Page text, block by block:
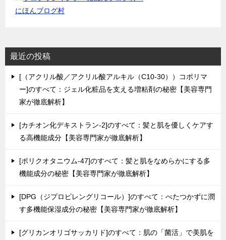
にほんブログ村
最近の投稿
[（アクリル酸／アクリル酸アルキル（C10-30））コポリマ
ー]のすべて：ジェル化粧品を支える増粘剤の秘密【美容専門
家が徹底解析】
[カチオン化デキストラン-2]のすべて：髪と肌を優しくケアす
る高機能成分【美容専門家が徹底解析】
[ポリクオタニウム-47]のすべて：髪と肌をなめらかにする多
機能成分の秘密【美容専門家が徹底解析】
[DPG（ジプロピレングリコール）]のすべて：べたつかずに潤
す多機能保湿成分の秘密【美容専門家が徹底解析】
[グリカンオリゴサッカリド]のすべて：肌の「菌活」で美肌を